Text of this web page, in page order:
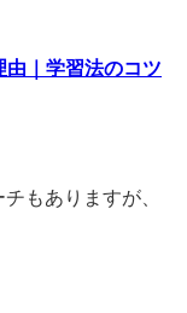
｜学習法のコツ
もありますが、